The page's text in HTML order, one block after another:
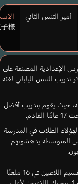
المدارس الإعدادية المصنفة على
التنس الياباني لفئة
حيث يقوم بتدريب أفضل
الطلاب في المدرسة
المتوسطة يدهشونهم
في حين أنه سيتم شرح قواعد المعسكر قريبًا: يتم تقسيم اللاعبين في 16 ملعبًا
أمير التنس الثاني
様